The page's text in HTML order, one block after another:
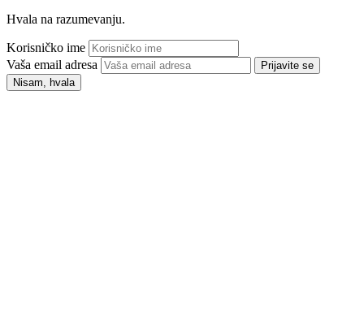
Hvala na razumevanju.
Korisničko ime
Vaša email adresa
Prijavite se
Nisam, hvala